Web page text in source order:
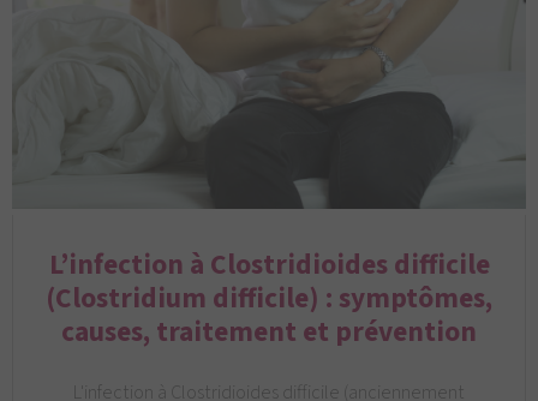
L’infection à Clostridioides difficile
(Clostridium difficile) : symptômes,
causes, traitement et prévention
L'infection à Clostridioides difficile (anciennement